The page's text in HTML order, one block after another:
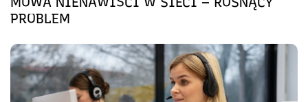
PROBLEM